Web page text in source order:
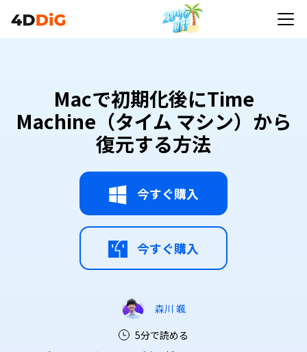
Macで初期化後にTime
Machine（タイム マシン）から
復元する方法
今すぐ購入
今すぐ購入
森川 颯
5分で読める